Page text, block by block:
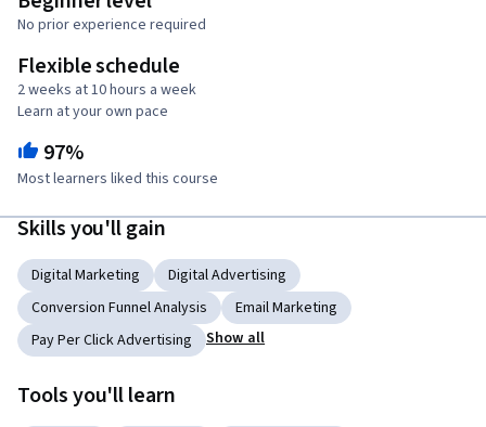
No prior experience required
Flexible schedule
2 weeks at 10 hours a week
Learn at your own pace
97%
Most learners liked this course
Skills you'll gain
Digital Marketing
Digital Advertising
Conversion Funnel Analysis
Email Marketing
Pay Per Click Advertising
Show all
Tools you'll learn